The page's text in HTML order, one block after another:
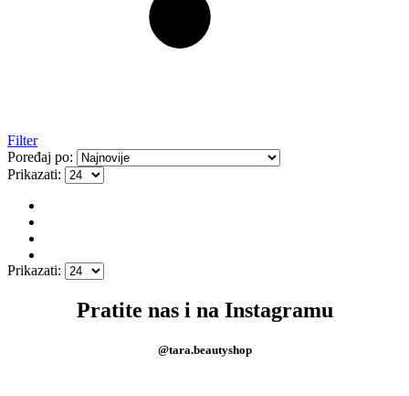
Filter
Poređaj po:
Prikazati:
Prikazati:
Pratite nas i na Instagramu
@tara.beautyshop